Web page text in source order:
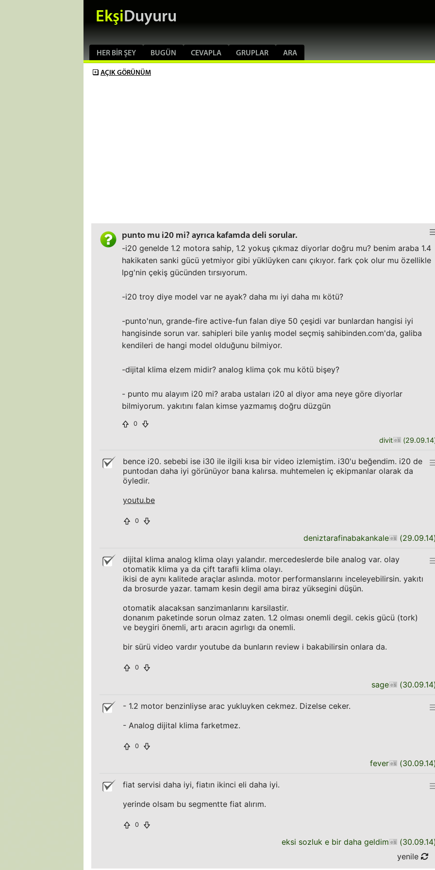
EkşiDuyuru
HER BIR ŞEY BUGÜN CEVAPLA GRUPLAR ARA
AÇIK GÖRÜNÜM
punto mu i20 mi? ayrıca kafamda deli sorular.
-i20 genelde 1.2 motora sahip, 1.2 yokuş çıkmaz diyorlar doğru mu? benim araba 1.4
hakikaten sanki gücü yetmiyor gibi yüklüyken canı çıkıyor. fark çok olur mu özellikle
lpg'nin çekiş gücünden tırsıyorum.
-i20 troy diye model var ne ayak? daha mı iyi daha mı kötü?
-punto'nun, grande-fire active-fun falan diye 50 çeşidi var bunlardan hangisi iyi
hangisinde sorun var. sahipleri bile yanlış model seçmiş sahibinden.com'da, galiba
kendileri de hangi model olduğunu bilmiyor.
-dijital klima elzem midir? analog klima çok mu kötü bişey?
- punto mu alayım i20 mi? araba ustaları i20 al diyor ama neye göre diyorlar
bilmiyorum. yakıtını falan kimse yazmamış doğru düzgün
0
divit (29.09.14
bence i20. sebebi ise i30 ile ilgili kısa bir video izlemiştim. i30'u beğendim. i20 de
puntodan daha iyi görünüyor bana kalırsa. muhtemelen iç ekipmanlar olarak da
öyledir.
youtu.be
0
deniztarafinabakankale (29.09.14
dijital klima analog klima olayı yalandır. mercedeslerde bile analog var. olay
otomatik klima ya da çift tarafli klima olayı.
ikisi de aynı kalitede araçlar aslında. motor performanslarını inceleyebilirsin. yakıtı
da brosurde yazar. tamam kesin degil ama biraz yüksegini düşün.
otomatik alacaksan sanzimanlarını karsilastir.
donanım paketinde sorun olmaz zaten. 1.2 olması onemli degil. cekis gücü (tork)
ve beygiri önemli, artı aracın agırlıgı da onemli.
bir sürü video vardır youtube da bunların review i bakabilirsin onlara da.
0
sage (30.09.14
- 1.2 motor benzinliyse arac yukluyken cekmez. Dizelse ceker.
- Analog dijital klima farketmez.
0
fever (30.09.14
fiat servisi daha iyi, fiatın ikinci eli daha iyi.
yerinde olsam bu segmentte fiat alırım.
0
eksi sozluk e bir daha geldim (30.09.14
yenile